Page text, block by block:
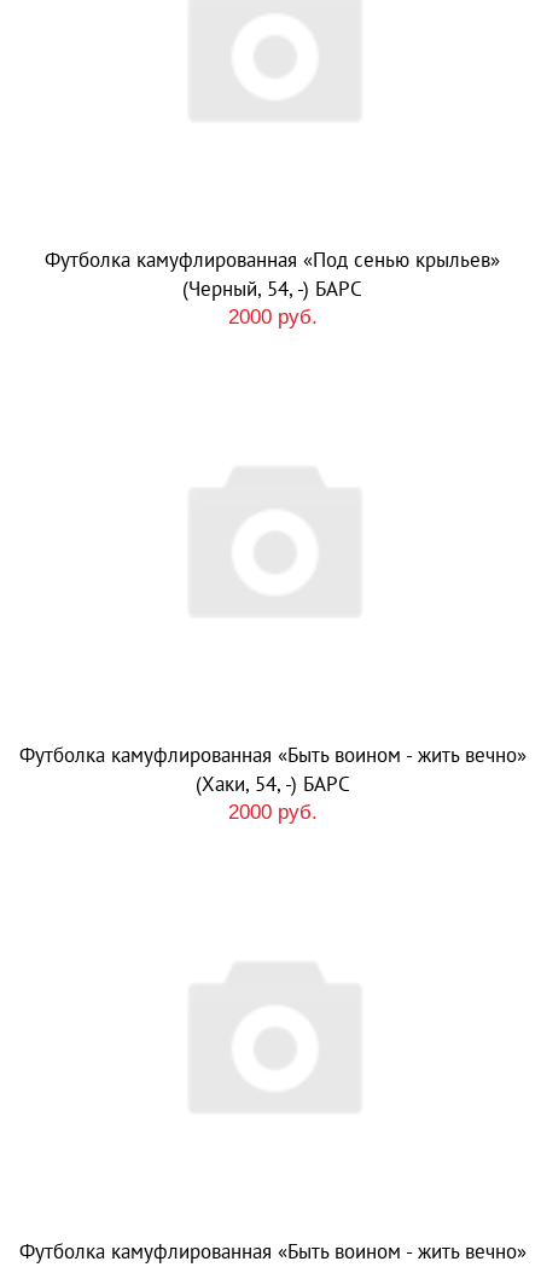
Футболка камуфлированная «Под сенью крыльев»
(Черный, 54, -) БАРС
2000 руб.
Футболка камуфлированная «Быть воином - жить вечно»
(Хаки, 54, -) БАРС
2000 руб.
Футболка камуфлированная «Быть воином - жить вечно»